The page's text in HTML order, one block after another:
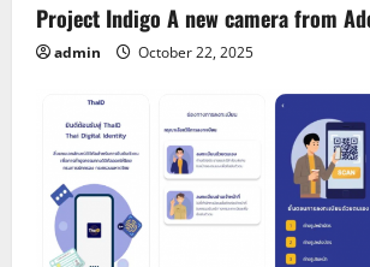
Project Indigo A new camera from
admin October 22, 2025